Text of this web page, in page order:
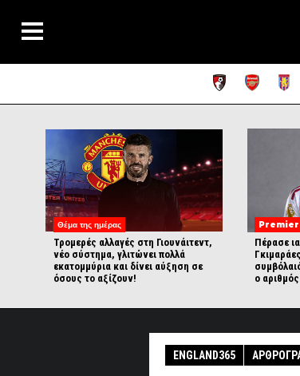
Θέμα της ημέρας
Τρομερές αλλαγές στη Γιουνάιτεντ,
νέο σύστημα, γλιτώνει πολλά
εκατομμύρια και δίνει αύξηση σε
όσους το αξίζουν!
Πέρασε
ο
ENGLAND365